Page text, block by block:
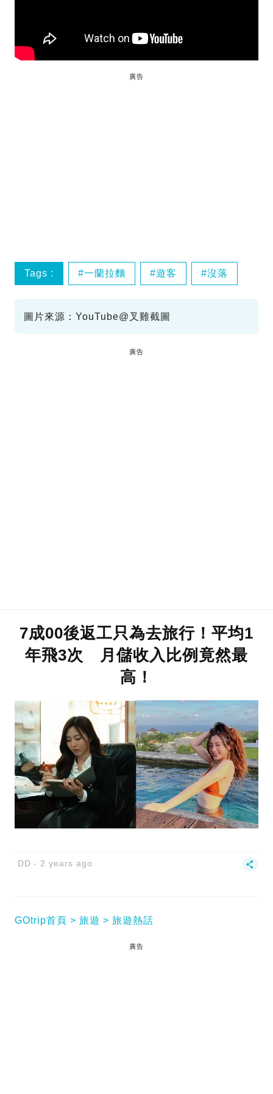
廣告
Tags : 一蘭拉麵 遊客 沒落
圖片來源：YouTube@叉雞截圖
廣告
7成00後返工只為去旅行！平均1
年飛3次 月儲收入比例竟然最
高！
DD 2 years ago
GOtrip首頁 旅遊 旅遊熱話
廣告